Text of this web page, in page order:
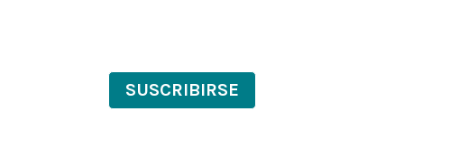
SUSCRIBIRSE